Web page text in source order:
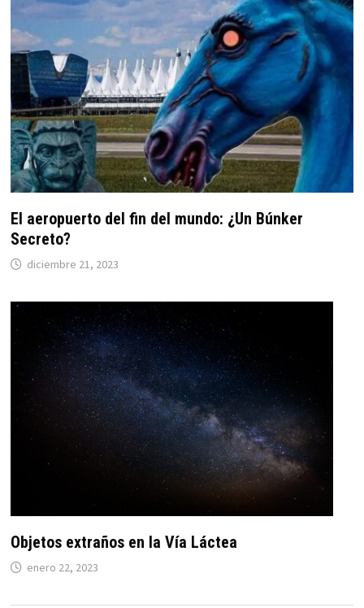
El aeropuerto del fin del mundo: ¿Un Búnker
Secreto?
diciembre 21, 2023
Objetos extraños en la Vía Láctea
enero 22, 2023